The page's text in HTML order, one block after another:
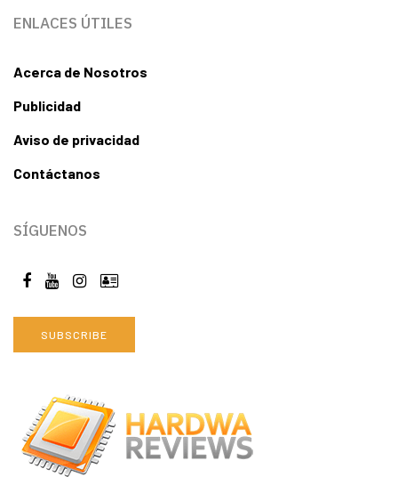
ENLACES ÚTILES
Acerca de Nosotros
Publicidad
Aviso de privacidad
Contáctanos
SÍGUENOS
SUBSCRIBE